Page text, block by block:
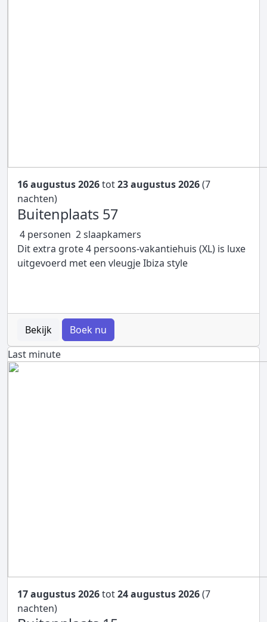
16 augustus 2026tot23 augustus 2026(7
nachten)
Buitenplaats 57
4 personen 2 slaapkamers
Dit extra grote 4 persoons-vakantiehuis (XL) is luxe
uitgevoerd met een vleugje Ibiza style
Bekijk
Boek nu
Last minute
17 augustus 2026tot24 augustus 2026(7
nachten)